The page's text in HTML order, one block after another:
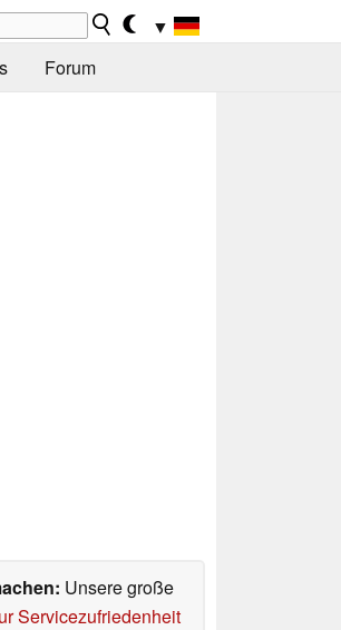
▼
Forum
Unsere große
Servicezufriedenheit